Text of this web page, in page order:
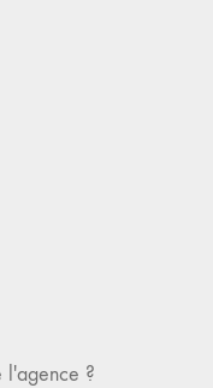
l'agence ?